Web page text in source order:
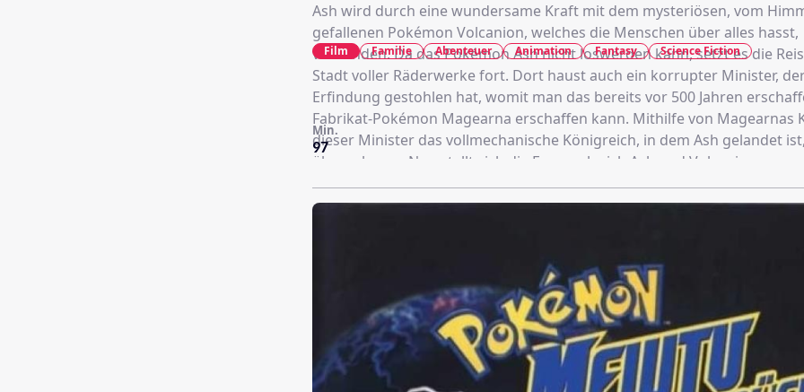
Ash wird durch eine wundersame Kraft mit dem mysteriösen, vom
gefallenen Pokémon Volcanion, welches die Menschen über alles hasst,
verbunden. Da das Pokémon Ash nicht loswerden kann, setzt es die
Stadt voller Räderwerke fort. Dort haust auch ein korrupter Minister,
Erfindung gestohlen hat, womit man das bereits vor 500 Jahren
Fabrikat-Pokémon Magearna erschaffen kann. Mithilfe von Magearnas
dieser Minister das vollmechanische Königreich, in dem Ash gelandet ist,
übernehmen. Nun stellt sich die Frage, ob sich Ash und Volcanion
können, um zusammen Magearna zu retten. Es entbrennt einer der
Kämpfe in der ganzen Pokémon-Geschichte.
97
Min.
Film Familie Abenteuer Animation Fantasy Science Fiction